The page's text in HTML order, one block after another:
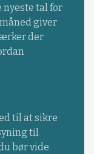
tal for
giver
der
til at sikre
til
bør vide